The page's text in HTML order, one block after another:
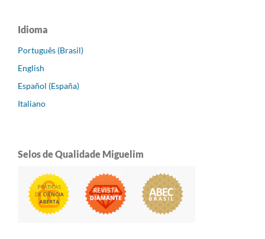
Idioma
Português (Brasil)
English
Español (España)
Italiano
Selos de Qualidade Miguelim